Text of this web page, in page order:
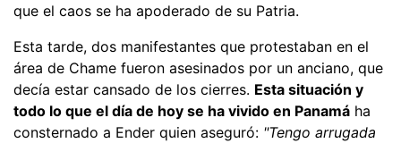
que el caos se ha apoderado de su Patria.
Esta tarde, dos manifestantes que protestaban en el
área de Chame fueron asesinados por un anciano, que
decía estar cansado de los cierres. Esta situación y
todo lo que el día de hoy se ha vivido en Panamá ha
consternado a Ender quien aseguró: "Tengo arrugada